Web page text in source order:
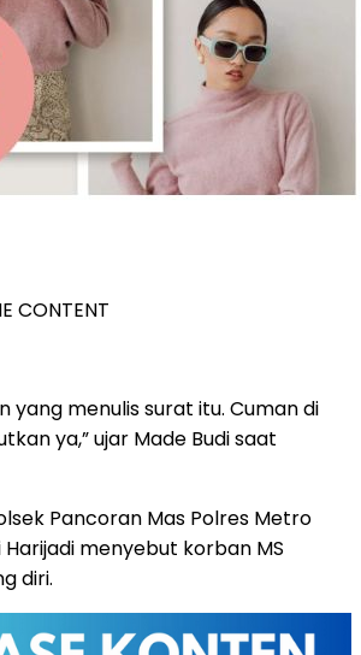
CONTENT
yang menulis surat itu. Cuman di
ya,” ujar Made Budi saat
Pancoran Mas Polres Metro
menyebut korban MS
diri.